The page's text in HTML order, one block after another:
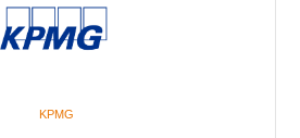
KPMG